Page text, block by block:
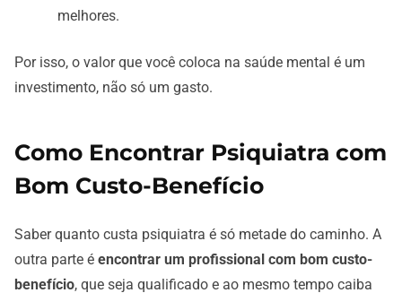
melhores.
Por isso, o valor que você coloca na saúde mental é um
investimento, não só um gasto.
Como Encontrar Psiquiatra com
Bom Custo-Benefício
Saber quanto custa psiquiatra é só metade do caminho. A
outra parte é encontrar um profissional com bom custo-
benefício, que seja qualificado e ao mesmo tempo caiba